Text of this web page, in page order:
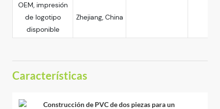
OEM, impresión
de logotipo
disponible
Zhejiang, China
Características
Construcción de PVC de dos piezas para un